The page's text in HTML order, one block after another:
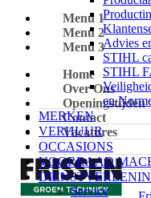
Advies
STIHL
STIHL
en
MERKEN
VERHUUR
OCCASIONS
VOORRAAD
Service
Menu 1
Menu 2
Menu 3
Home
Over Ons
Openingstijden
Contact
Vacatures